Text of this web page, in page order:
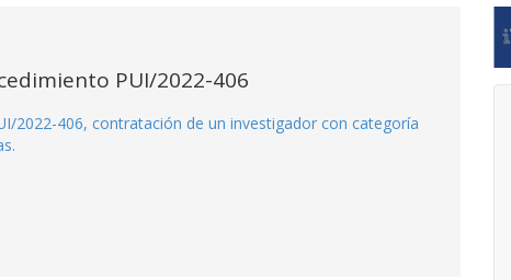
PUI/2022-406
2022-406, contratación de un investigador con categoría